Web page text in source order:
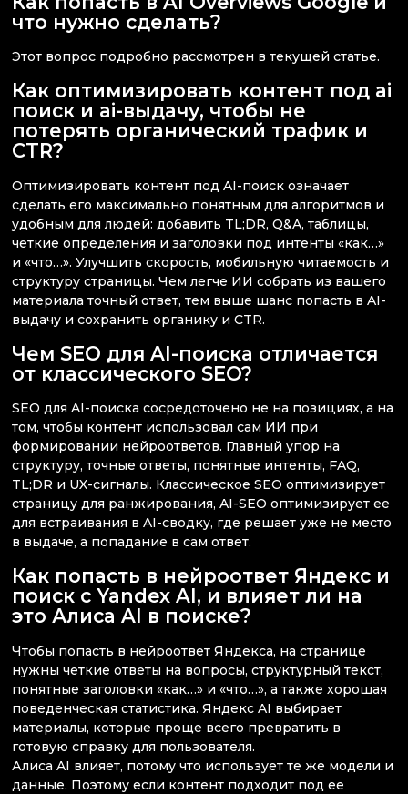
что нужно сделать?
Этот вопрос подробно рассмотрен в текущей статье.
Как оптимизировать контент под ai
поиск и ai-выдачу, чтобы не
потерять органический трафик и
CTR?
Оптимизировать контент под AI-поиск означает
сделать его максимально понятным для алгоритмов и
удобным для людей: добавить TL;DR, Q&A, таблицы,
четкие определения и заголовки под интенты «как…»
и «что…». Улучшить скорость, мобильную читаемость и
структуру страницы. Чем легче ИИ собрать из вашего
материала точный ответ, тем выше шанс попасть в AI-
выдачу и сохранить органику и CTR.
Чем SEO для AI-поиска отличается
от классического SEO?
SEO для AI-поиска сосредоточено не на позициях, а на
том, чтобы контент использовал сам ИИ при
формировании нейроответов. Главный упор на
структуру, точные ответы, понятные интенты, FAQ,
TL;DR и UX-сигналы. Классическое SEO оптимизирует
страницу для ранжирования, AI-SEO оптимизирует ее
для встраивания в AI-сводку, где решает уже не место
в выдаче, а попадание в сам ответ.
Как попасть в нейроответ Яндекс и
поиск с Yandex AI, и влияет ли на
это Алиса AI в поиске?
Чтобы попасть в нейроответ Яндекса, на странице
нужны четкие ответы на вопросы, структурный текст,
понятные заголовки «как…» и «что…», а также хорошая
поведенческая статистика. Яндекс AI выбирает
материалы, которые проще всего превратить в
готовую справку для пользователя.
Алиса AI влияет, потому что использует те же модели и
данные. Поэтому если контент подходит под ее